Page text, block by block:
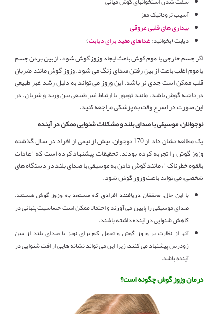
آسیب تروماتیک مغز
بیماری های قلبی عروقی
دیابت (بخوانید:غذاهای مفید برای دیابت)
اگر جسم خارجی یا موم گوش باعث ایجاد وزوز گوش شود، از بین بردن جسم
یا موم اغلب باعث از بین رفتن صدای زنگ می شود. وزوز گوش مانند ضربان
قلب ممکن است جدی تر باشد. این وزوز می تواند به دلیل رشد غیر طبیعی
در ناحیه گوش باشد، مانند تومور یا ارتباط غیر طبیعی بین ورید و شریان. در
این صورت در اسرع وقت به پزشکی مراجعه کنید.
نوجوانان، موسیقی با صدای بلند و مشکلات شنوایی ممکن در آینده
یک مطالعه نشان داد از 170 نوجوان، بیش از نیمی از افراد در سال گذشته
وزوز گوش را تجربه کرده بودند. تحقیقات پیشنهاد کرده است که "عادات
بالقوه خطرناک "، مانند گوش دادن به موسیقی با صدای بلند در دستگاه های
شخصی، می تواند باعث وزوز گوش شود.
با این حال، محققان دریافتند افرادی که مستعد به وزوز گوش هستند،
صدای موسیقی را پایین می آورند و احتمالا ممکن است حساسیت پنهانی در
کاهش شنوایی در آینده داشته باشند.
آنها از نظارت بر وزوز گوش و تحمل کم برای نویز با صدای بلند از سن
زودرس پیشنهاد می کنند، زیرا این می تواند نشانه هایی از افت شنوایی در
آینده باشد.
درمان وزوز گوش چگونه است؟